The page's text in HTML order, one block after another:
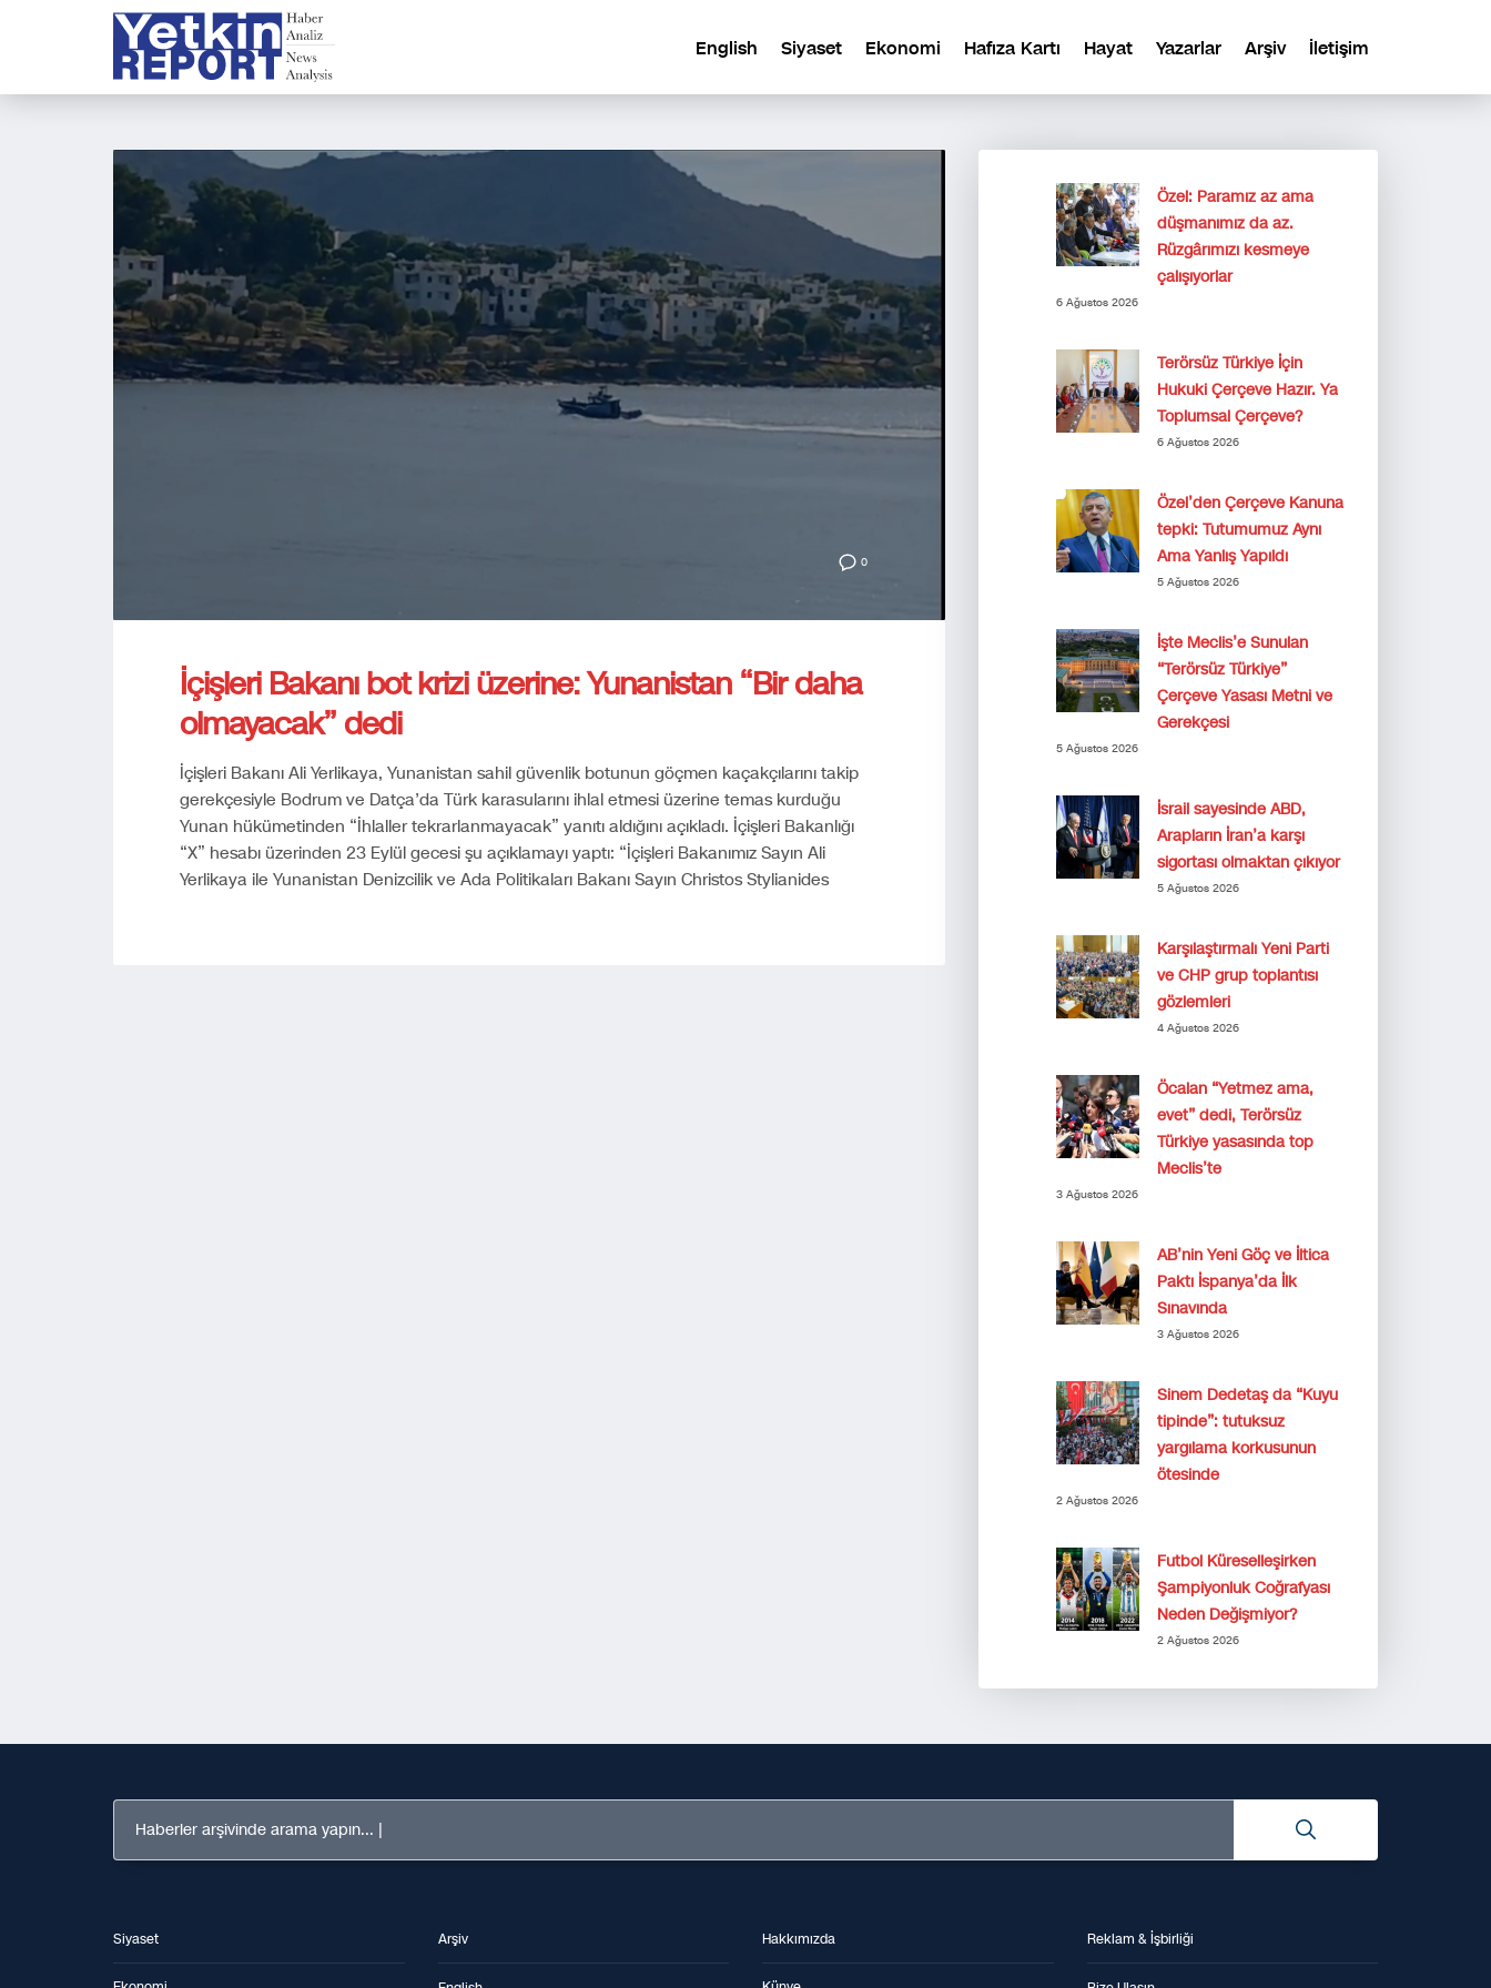
English Siyaset Ekonomi Hafıza Kartı Hayat Yazarlar Arşiv İletişim
0
İçişleri Bakanı bot krizi üzerine: Yunanistan “Bir daha
olmayacak” dedi
İçişleri Bakanı Ali Yerlikaya, Yunanistan sahil güvenlik botunun göçmen kaçakçılarını takip
gerekçesiyle Bodrum ve Datça’da Türk karasularını ihlal etmesi üzerine temas kurduğu
Yunan hükümetinden “İhlaller tekrarlanmayacak” yanıtı aldığını açıkladı. İçişleri Bakanlığı
“X” hesabı üzerinden 23 Eylül gecesi şu açıklamayı yaptı: “İçişleri Bakanımız Sayın Ali
Yerlikaya ile Yunanistan Denizcilik ve Ada Politikaları Bakanı Sayın Christos Stylianides
Özel: Paramız az ama
düşmanımız da az.
Rüzgârımızı kesmeye
çalışıyorlar
6 Ağustos 2026
Terörsüz Türkiye İçin
Hukuki Çerçeve Hazır. Ya
Toplumsal Çerçeve?
6 Ağustos 2026
Özel’den Çerçeve Kanuna
tepki: Tutumumuz Aynı
Ama Yanlış Yapıldı
5 Ağustos 2026
İşte Meclis’e Sunulan
“Terörsüz Türkiye”
Çerçeve Yasası Metni ve
Gerekçesi
5 Ağustos 2026
İsrail sayesinde ABD,
Arapların İran’a karşı
sigortası olmaktan çıkıyor
5 Ağustos 2026
Karşılaştırmalı Yeni Parti
ve CHP grup toplantısı
gözlemleri
4 Ağustos 2026
Öcalan “Yetmez ama,
evet” dedi, Terörsüz
Türkiye yasasında top
Meclis’te
3 Ağustos 2026
AB’nin Yeni Göç ve İltica
Paktı İspanya’da İlk
Sınavında
3 Ağustos 2026
Sinem Dedetaş da “Kuyu
tipinde”: tutuksuz
yargılama korkusunun
ötesinde
2 Ağustos 2026
Futbol Küreselleşirken
Şampiyonluk Coğrafyası
Neden Değişmiyor?
2 Ağustos 2026
Haberler arşivinde arama yapın...
Siyaset Arşiv Hakkımızda Reklam & İşbirliği